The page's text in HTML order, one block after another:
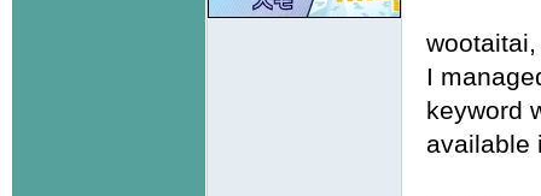
wootaitai,
I
keyword
available